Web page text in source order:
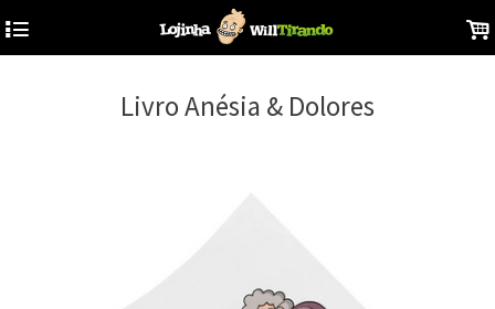
4 .
Livro Anésia & Dolores